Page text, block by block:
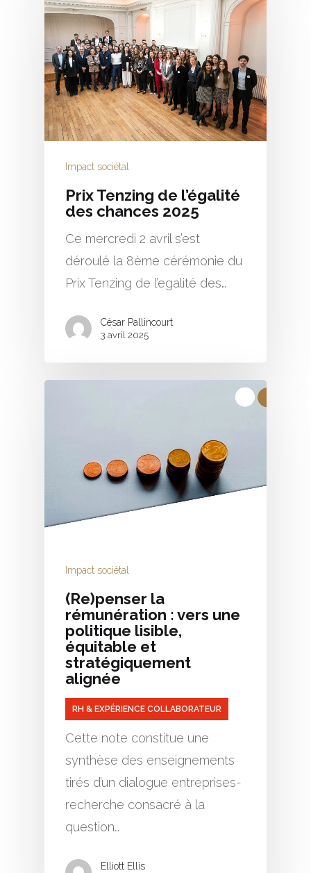
Impact sociétal
Prix Tenzing de l’égalité
des chances 2025
Ce mercredi 2 avril s’est
déroulé la 8ème cérémonie du
Prix Tenzing de l’egalité des…
César Pallincourt
3 avril 2025
Impact sociétal
(Re)penser la
rémunération : vers une
politique lisible,
équitable et
stratégiquement
alignée
RH & EXPÉRIENCE COLLABORATEUR
Cette note constitue une
synthèse des enseignements
tirés d’un dialogue entreprises-
recherche consacré à la
question…
Elliott Ellis